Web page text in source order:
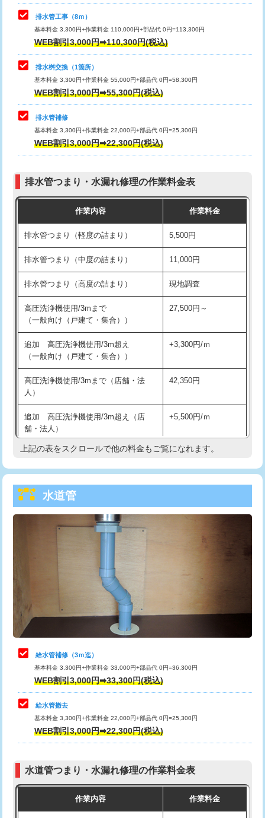
マス交換（深さ50㎝未満）
マス交換（深さ50㎝以上）
コンクリート斫り（厚さ10㎝まで）
コンクリート斫り（厚さ10㎝超え）
モルタル補修（厚さ10㎝まで）
モルタル補修（厚さ10㎝超え）
追加人工 16,500円
現場見積
※給水管工事は20mmまでの価格です。
その他部品の脱着
交換・取付（タンク）
交換・取付(単水栓（壁付・デッキ
式）)
交換・取付(混合水栓（壁付・デッキ
式・ワンホール）)
16,500円+材料費
交換・取付(排水栓・排水トラップ
交換・取付（その他部品） 11,000円+材料費
持込商品取付（単水栓） 13,200円
持込商品取付（混合水栓） 16,500円
持込商品取付（浄水器・分岐水栓） 16,500円
給水管工事※（ホール加工) 16,500円
給水管工事※（バンド止め) 3,300円
給水管工事※（支持金具設置)
給水管工事※（保温材使用（バンド止
め込み）)
5,500円
給水管工事※（土の掘削・埋め戻し作
業)
11,000円
給水管工事※（塩ビ管（VP・HI）使
用/3ｍまで)
33,000円
給水管工事※（塩ビ管（VP・HI）使
+8,800円
給水管工事※（ライニング鋼管・銅
管・ポリ管・HT管使用/3ｍまで)
給水管工事※（ライニング鋼管・銅
管・ポリ管・HT管使用/3ｍ超え)
排水管工事（土の掘削・埋め戻し作
11,000円~
排水管工事（排水管工事/3ｍまで） 55,000円
排水管工事（追加 排水管工事/3ｍ超
マス交換（土の掘削・埋め戻し作業）
マス交換（深さ50㎝未満）
マス交換（深さ50㎝以上）
コンクリート斫り（厚さ10㎝まで）
モルタル補修（厚さ10㎝超え） 38,500円
排水管工事（8ｍ）
基本料金 3,300円+作業料金 110,000円+部品代 0円=113,300円
WEB割引3,000円➡110,300円(税込)
排水桝交換（1箇所）
基本料金 3,300円+作業料金 55,000円+部品代 0円=58,300円
WEB割引3,000円➡55,300円(税込)
排水管補修
基本料金 3,300円+作業料金 22,000円+部品代 0円=25,300円
WEB割引3,000円➡22,300円(税込)
排水管つまり・水漏れ修理の作業料金表
作業内容 作業料金
排水管つまり（軽度の詰まり） 5,500円
排水管つまり（中度の詰まり） 11,000円
排水管つまり（高度の詰まり） 現地調査
高圧洗浄機使用/3mまで
（一般向け（戸建て・集合））
27,500円～
追加 高圧洗浄機使用/3m超え
（一般向け（戸建て・集合））
+3,300円/ｍ
高圧洗浄機使用/3mまで（店舗・法
人）
42,350円
追加 高圧洗浄機使用/3m超え（店
舗・法人）
+5,500円/ｍ
高度高圧洗浄換 現地調査
トーラー機使用/3mまで
追加トーラー機使用/3m超え
33,000円
8,800円
止水・漏水調査・防水処理・清掃・修
理・調整・分解・加工など（軽作業）
11,000円
止水・漏水調査・防水処理・清掃・修
理・調整・分解・加工など（中作業）
止水・漏水調査・防水処理・清掃・修
理・調整・分解・加工など（重作業）
33,000円
その他部品の脱着
交換・取付（タンク）
式）)
式・ワンホール）)
上記の表をスクロールで他の料金もご覧になれます。
水道管
給水管補修（3ｍ迄）
基本料金 3,300円+作業料金 33,000円+部品代 0円=36,300円
WEB割引3,000円➡33,300円(税込)
給水管撤去
基本料金 3,300円+作業料金 22,000円+部品代 0円=25,300円
WEB割引3,000円➡22,300円(税込)
水道管つまり・水漏れ修理の作業料金表
作業内容 作業料金